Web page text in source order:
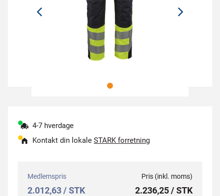
4-7 hverdage
Kontakt din lokale STARK forretning
Medlemspris
2.012,63 / STK
Pris (inkl. moms)
2.236,25 / STK